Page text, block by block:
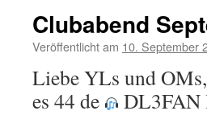
Clubabend
Veröffentlicht am 10. September
Liebe YLs und
es 44 de
DL3FAN